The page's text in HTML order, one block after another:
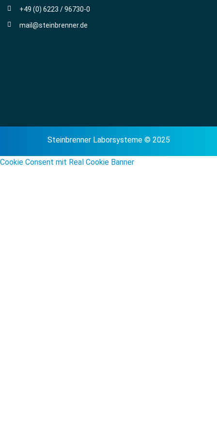
+49 (0) 6223 / 96730-0
mail@steinbrenner.de
Steinbrenner Laborsysteme © 2025
Cookie Consent mit Real Cookie Banner